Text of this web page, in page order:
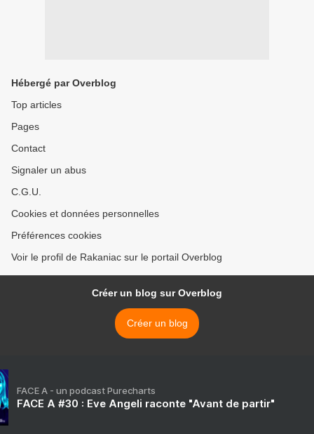
Hébergé par Overblog
Top articles
Pages
Contact
Signaler un abus
C.G.U.
Cookies et données personnelles
Préférences cookies
Voir le profil de Rakaniac sur le portail Overblog
Créer un blog sur Overblog
Créer un blog
FACE A - un podcast Purecharts
FACE A #30 : Eve Angeli raconte "Avant de partir"